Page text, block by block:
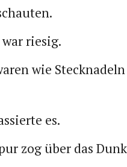
riesig.
wie
es.
zog über das